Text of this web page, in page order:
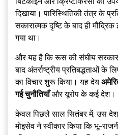
दिखाया। पारिस्थितिकी तंत्र के
सकारात्मक दृष्टि के बाद ही मौद्रिक
गया था।
और यह है कि रूस की संघीय
बाद अंतर्राष्ट्रीय प्रतिबद्धताओं के
का विचार शुरू किया। यह देय
गई चुनौतियाँऔर यूरोप के कई देश।
केवल पिछले साल सितंबर में, उस देश
मोइसेव ने स्वीकार किया कि भू-